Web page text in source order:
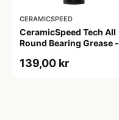
CERAMICSPEED
CeramicSpeed Tech All
Round Bearing Grease -
139,00 kr